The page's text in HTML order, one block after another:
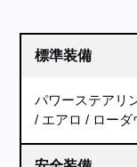
標準装備
パワーステアリ
エアロ
ローダ